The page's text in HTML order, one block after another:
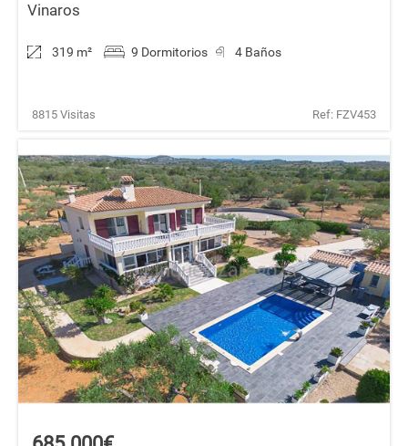
Vinaros
319 m² 9 Dormitorios 4 Baños
8815 Visitas Ref: FZV453